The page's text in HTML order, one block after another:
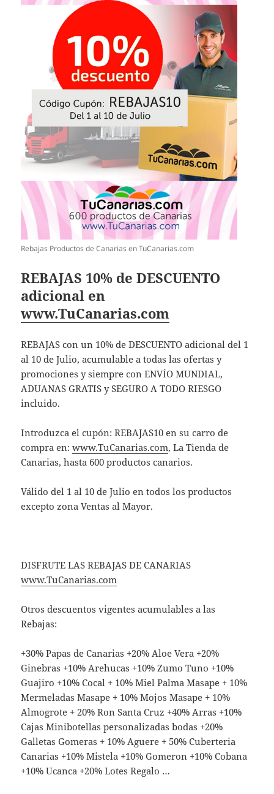
Rebajas Productos de Canarias en TuCanarias.com
REBAJAS 10% de DESCUENTO
adicional en
www.TuCanarias.com
REBAJAS con un 10% de DESCUENTO adicional del 1
al 10 de Julio, acumulable a todas las ofertas y
promociones y siempre con ENVÍO MUNDIAL,
ADUANAS GRATIS y SEGURO A TODO RIESGO
incluido.
Introduzca el cupón: REBAJAS10 en su carro de
compra en:www.TuCanarias.com, La Tienda de
Canarias, hasta 600 productos canarios.
Válido del 1 al 10 de Julio en todos los productos
excepto zona Ventas al Mayor.
DISFRUTE LAS REBAJAS DE CANARIAS
www.TuCanarias.com
Otros descuentos vigentes acumulables a las
Rebajas:
+30% Papas de Canarias +20% Aloe Vera +20%
Ginebras +10% Arehucas +10% Zumo Tuno +10%
Guajiro +10% Cocal + 10% Miel Palma Masape + 10%
Mermeladas Masape + 10% Mojos Masape + 10%
Almogrote + 20% Ron Santa Cruz +40% Arras +10%
Cajas Minibotellas personalizadas bodas +20%
Galletas Gomeras + 10% Aguere + 50% Cuberteria
Canarias +10% Mistela +10% Gomeron +10% Cobana
+10% Ucanca +20% Lotes Regalo …